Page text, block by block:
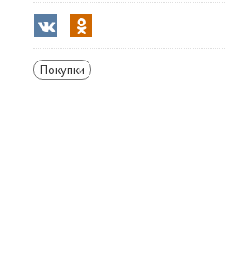
Покупки